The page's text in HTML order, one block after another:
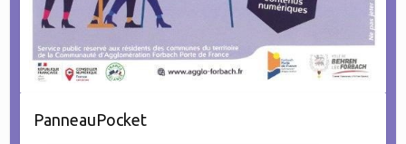
PanneauPocket